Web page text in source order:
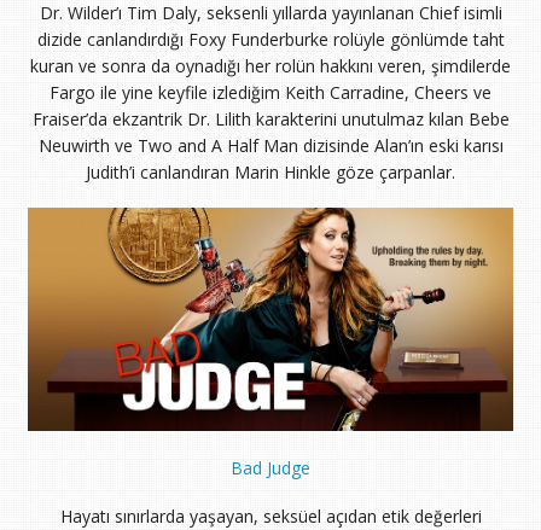
Dr. Wilder’ı Tim Daly, seksenli yıllarda yayınlanan Chief isimli
dizide canlandırdığı Foxy Funderburke rolüyle gönlümde taht
kuran ve sonra da oynadığı her rolün hakkını veren, şimdilerde
Fargo ile yine keyfile izlediğim Keith Carradine, Cheers ve
Fraiser’da ekzantrik Dr. Lilith karakterini unutulmaz kılan Bebe
Neuwirth ve Two and A Half Man dizisinde Alan’ın eski karısı
Judith’i canlandıran Marin Hinkle göze çarpanlar.
Bad Judge
Hayatı sınırlarda yaşayan, seksüel açıdan etik değerleri